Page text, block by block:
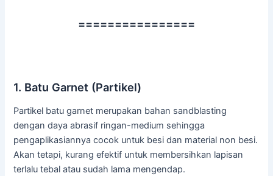
================
1. Batu Garnet (Partikel)
Partikel batu garnet merupakan bahan sandblasting
dengan daya abrasif ringan-medium sehingga
pengaplikasiannya cocok untuk besi dan material non besi.
Akan tetapi, kurang efektif untuk membersihkan lapisan
terlalu tebal atau sudah lama mengendap.